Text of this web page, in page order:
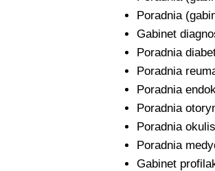
Poradnia
Gabinet
Poradnia
Poradnia
Poradnia
Poradnia
Poradnia
Poradnia
Gabinet